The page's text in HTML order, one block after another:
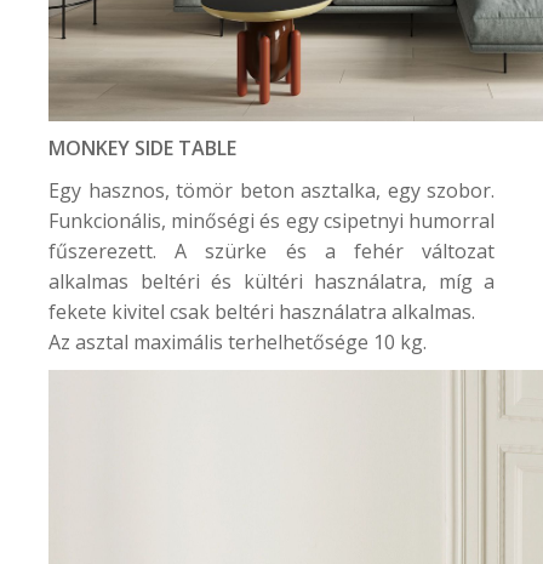
MONKEY SIDE TABLE
Egy hasznos, tömör beton asztalka, egy szobor.
Funkcionális, minőségi és egy csipetnyi humorral
fűszerezett. A szürke és a fehér változat
alkalmas beltéri és kültéri használatra, míg a
fekete kivitel csak beltéri használatra alkalmas.
Az asztal maximális terhelhetősége 10 kg.